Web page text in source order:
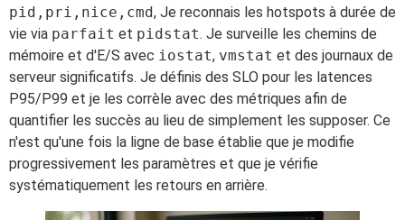
pid,pri,nice,cmd, Je reconnais les hotspots à durée de
vie via parfait et pidstat. Je surveille les chemins de
mémoire et d'E/S avec iostat, vmstat et des journaux de
serveur significatifs. Je définis des SLO pour les latences
P95/P99 et je les corrèle avec des métriques afin de
quantifier les succès au lieu de simplement les supposer. Ce
n'est qu'une fois la ligne de base établie que je modifie
progressivement les paramètres et que je vérifie
systématiquement les retours en arrière.